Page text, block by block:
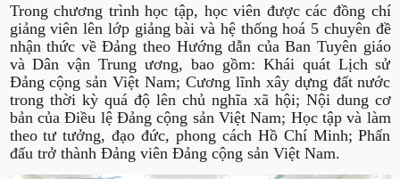
Trong chương trình học tập, học viên được các đồng chí
giảng viên lên lớp giảng bài và hệ thống hoá 5 chuyên đề
nhận thức về Đảng theo Hướng dẫn của Ban Tuyên giáo
và Dân vận Trung ương, bao gồm: Khái quát Lịch sử
Đảng cộng sản Việt Nam; Cương lĩnh xây dựng đất nước
trong thời kỳ quá độ lên chủ nghĩa xã hội; Nội dung cơ
bản của Điều lệ Đảng cộng sản Việt Nam; Học tập và làm
theo tư tưởng, đạo đức, phong cách Hồ Chí Minh; Phấn
đấu trở thành Đảng viên Đảng cộng sản Việt Nam.